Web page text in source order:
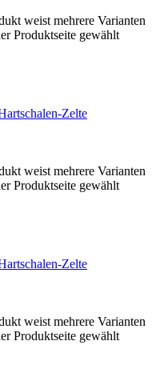
weist mehrere Varianten
Produktseite gewählt
Zelte
weist mehrere Varianten
Produktseite gewählt
Zelte
weist mehrere Varianten
Produktseite gewählt